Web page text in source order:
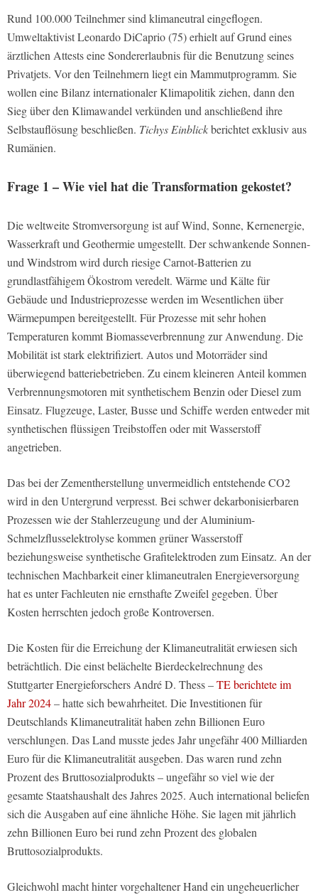
Rund 100.000 Teilnehmer sind klimaneutral eingeflogen.
Umweltaktivist Leonardo DiCaprio (75) erhielt auf Grund eines
ärztlichen Attests eine Sondererlaubnis für die Benutzung seines
Privatjets. Vor den Teilnehmern liegt ein Mammutprogramm. Sie
wollen eine Bilanz internationaler Klimapolitik ziehen, dann den
Sieg über den Klimawandel verkünden und anschließend ihre
Selbstauflösung beschließen. Tichys Einblickberichtet exklusiv aus
Rumänien.
Frage 1 – Wie viel hat die Transformation gekostet?
Die weltweite Stromversorgung ist auf Wind, Sonne, Kernenergie,
Wasserkraft und Geothermie umgestellt. Der schwankende Sonnen-
und Windstrom wird durch riesige Carnot-Batterien zu
grundlastfähigem Ökostrom veredelt. Wärme und Kälte für
Gebäude und Industrieprozesse werden im Wesentlichen über
Wärmepumpen bereitgestellt. Für Prozesse mit sehr hohen
Temperaturen kommt Biomasseverbrennung zur Anwendung. Die
Mobilität ist stark elektrifiziert. Autos und Motorräder sind
überwiegend batteriebetrieben. Zu einem kleineren Anteil kommen
Verbrennungsmotoren mit synthetischem Benzin oder Diesel zum
Einsatz. Flugzeuge, Laster, Busse und Schiffe werden entweder mit
synthetischen flüssigen Treibstoffen oder mit Wasserstoff
angetrieben.
Das bei der Zementherstellung unvermeidlich entstehende CO2
wird in den Untergrund verpresst. Bei schwer dekarbonisierbaren
Prozessen wie der Stahlerzeugung und der Aluminium-
Schmelzflusselektrolyse kommen grüner Wasserstoff
beziehungsweise synthetische Grafitelektroden zum Einsatz. An der
technischen Machbarkeit einer klimaneutralen Energieversorgung
hat es unter Fachleuten nie ernsthafte Zweifel gegeben. Über
Kosten herrschten jedoch große Kontroversen.
Die Kosten für die Erreichung der Klimaneutralität erwiesen sich
beträchtlich. Die einst belächelte Bierdeckelrechnung des
Stuttgarter Energieforschers André D. Thess –TE berichtete im
Jahr 2024– hatte sich bewahrheitet. Die Investitionen für
Deutschlands Klimaneutralität haben zehn Billionen Euro
verschlungen. Das Land musste jedes Jahr ungefähr 400 Milliarden
Euro für die Klimaneutralität ausgeben. Das waren rund zehn
Prozent des Bruttosozialprodukts – ungefähr so viel wie der
gesamte Staatshaushalt des Jahres 2025. Auch international beliefen
sich die Ausgaben auf eine ähnliche Höhe. Sie lagen mit jährlich
zehn Billionen Euro bei rund zehn Prozent des globalen
Bruttosozialprodukts.
Gleichwohl macht hinter vorgehaltener Hand ein ungeheuerlicher